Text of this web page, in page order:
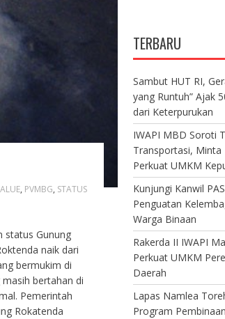
, PVMBG, STATUS
status Gunung
naik dari
bermukim di
bertahan di
Pemerintah
Rokatenda
TERBARU
Sambut HUT RI,
yang Runtuh” Ajak
dari Keterpurukan
IWAPI MBD Soroti
Transportasi,
Perkuat UMKM
Kunjungi Kanwil
Penguatan
Warga Binaan
Rakerda II IWAPI
Perkuat UMKM
Daerah
Lapas Namlea
Program